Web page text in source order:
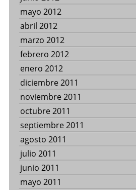
mayo 2012
abril 2012
marzo 2012
febrero 2012
enero 2012
diciembre 2011
noviembre 2011
octubre 2011
septiembre 2011
agosto 2011
julio 2011
junio 2011
mayo 2011